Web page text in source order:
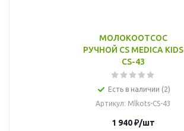
МОЛОКООТСОС
РУЧНОЙ CS MEDICA KIDS
CS-43
Есть в наличии (2)
Артикул: Mlkots-CS-43
1 940₽/шт